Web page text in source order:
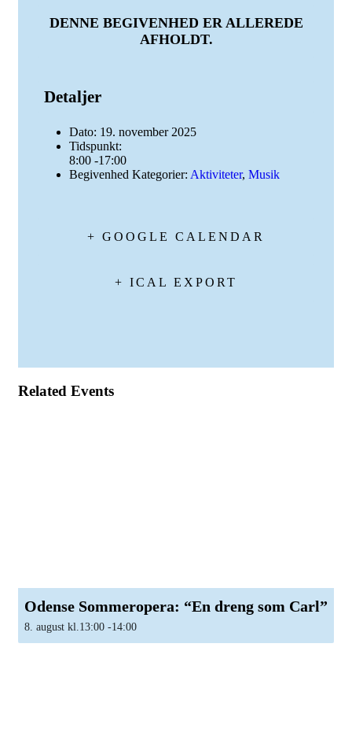
DENNE BEGIVENHED ER ALLEREDE
AFHOLDT.
Detaljer
Dato: 19. november 2025
Tidspunkt:
8:00 -17:00
Begivenhed Kategorier: Aktiviteter, Musik
+ GOOGLE CALENDAR
+ ICAL EXPORT
Related Events
Odense Sommeropera: “En dreng som Carl”
8. august kl.13:00 -14:00